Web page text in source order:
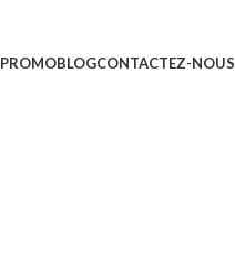
PROMOBLOGCONTACTEZ-NOUS